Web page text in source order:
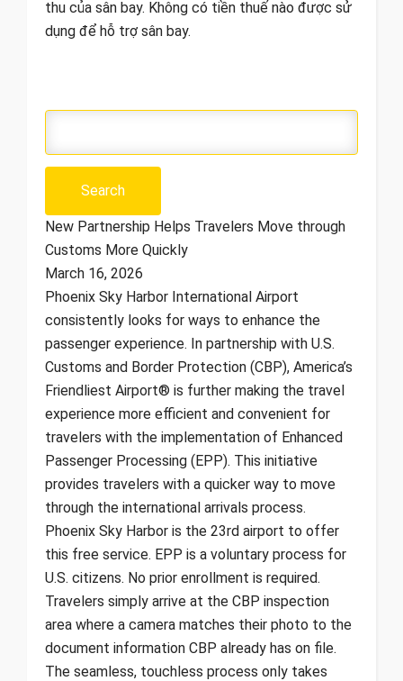
thu của sân bay. Không có tiền thuế nào được sử
dụng để hỗ trợ sân bay.
New Partnership Helps Travelers Move through
Customs More Quickly
March 16, 2026
Phoenix Sky Harbor International Airport
consistently looks for ways to enhance the
passenger experience. In partnership with U.S.
Customs and Border Protection (CBP), America’s
Friendliest Airport® is further making the travel
experience more efficient and convenient for
travelers with the implementation of Enhanced
Passenger Processing (EPP). This initiative
provides travelers with a quicker way to move
through the international arrivals process.
Phoenix Sky Harbor is the 23rd airport to offer
this free service. EPP is a voluntary process for
U.S. citizens. No prior enrollment is required.
Travelers simply arrive at the CBP inspection
area where a camera matches their photo to the
document information CBP already has on file.
The seamless, touchless process only takes